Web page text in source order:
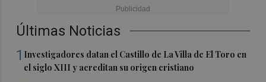
Últimas Noticias
1 Investigadores datan el Castillo de La Villa de El Toro en
el siglo XIII y acreditan su origen cristiano